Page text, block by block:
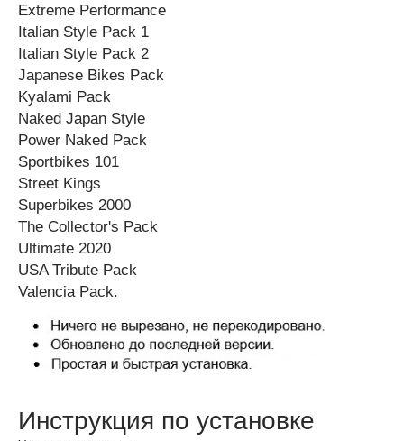
Extreme Performance
Italian Style Pack 1
Italian Style Pack 2
Japanese Bikes Pack
Kyalami Pack
Naked Japan Style
Power Naked Pack
Sportbikes 101
Street Kings
Superbikes 2000
The Collector's Pack
Ultimate 2020
USA Tribute Pack
Valencia Pack.
Инструкция по установке